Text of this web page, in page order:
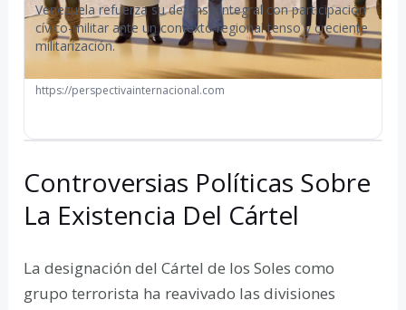
Venezuela refuerza su defensa integral con participación
cívico-militar ante un contexto regional tenso y creciente
militarización.
https://perspectivainternacional.com
Controversias Políticas Sobre
La Existencia Del Cártel
La designación del Cártel de los Soles como
grupo terrorista ha reavivado las divisiones